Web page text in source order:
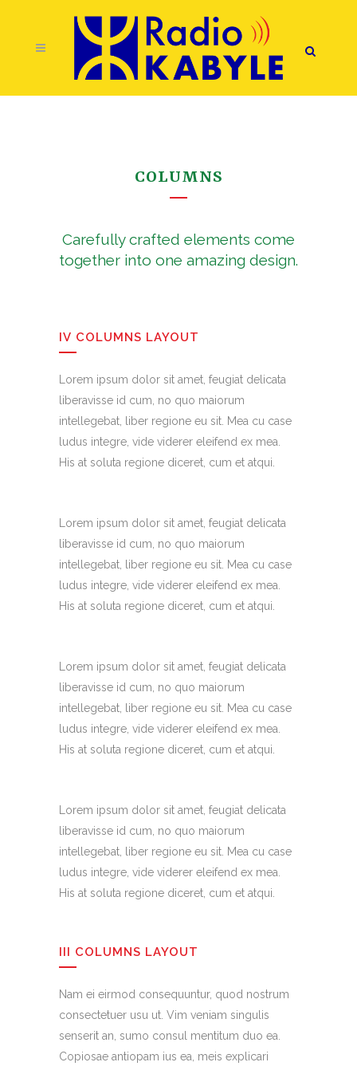
COLUMNS
Carefully crafted elements come
together into one amazing design.
IV COLUMNS LAYOUT
Lorem ipsum dolor sit amet, feugiat delicata
liberavisse id cum, no quo maiorum
intellegebat, liber regione eu sit. Mea cu case
ludus integre, vide viderer eleifend ex mea.
His at soluta regione diceret, cum et atqui.
Lorem ipsum dolor sit amet, feugiat delicata
liberavisse id cum, no quo maiorum
intellegebat, liber regione eu sit. Mea cu case
ludus integre, vide viderer eleifend ex mea.
His at soluta regione diceret, cum et atqui.
Lorem ipsum dolor sit amet, feugiat delicata
liberavisse id cum, no quo maiorum
intellegebat, liber regione eu sit. Mea cu case
ludus integre, vide viderer eleifend ex mea.
His at soluta regione diceret, cum et atqui.
Lorem ipsum dolor sit amet, feugiat delicata
liberavisse id cum, no quo maiorum
intellegebat, liber regione eu sit. Mea cu case
ludus integre, vide viderer eleifend ex mea.
His at soluta regione diceret, cum et atqui.
III COLUMNS LAYOUT
Nam ei eirmod consequuntur, quod nostrum
consectetuer usu ut. Vim veniam singulis
senserit an, sumo consul mentitum duo ea.
Copiosae antiopam ius ea, meis explicari